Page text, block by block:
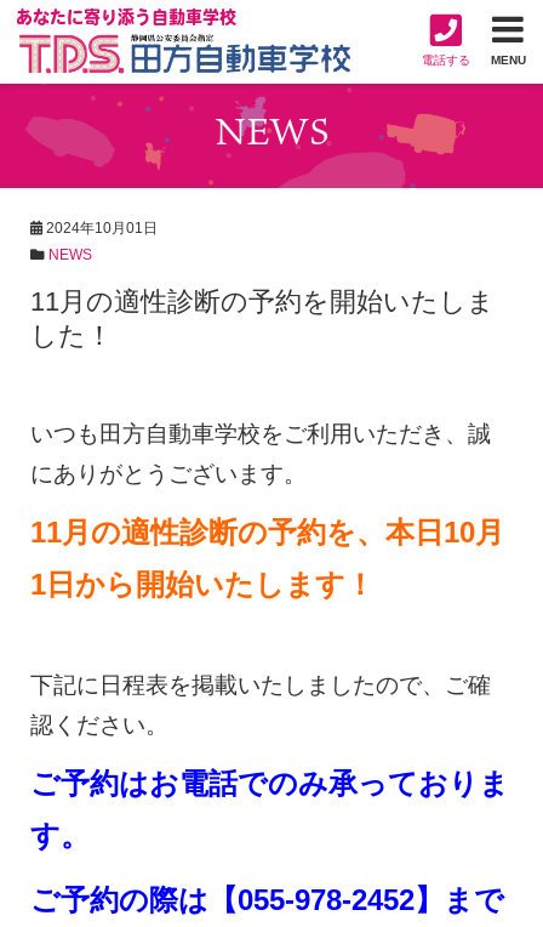
あなたに寄り添う自動車学校
MENU
電話する
NEWS
2024年10月01日
NEWS
11月の適性診断の予約を開始いたしま
した！
いつも田方自動車学校をご利用いただき、誠
にありがとうございます。
11月の適性診断の予約を、本日10月
1日から開始いたします！
下記に日程表を掲載いたしましたので、ご確
認ください。
ご予約はお電話でのみ承っておりま
す。
ご予約の際は【055-978-2452】まで